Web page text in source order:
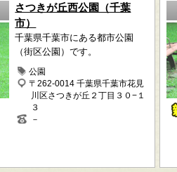
さつきが丘西公園（千葉
市）
千葉県千葉市にある都市公園
（街区公園）です。
公園
〒262-0014 千葉県千葉市花見
川区さつきが丘２丁目３０−１
３
－